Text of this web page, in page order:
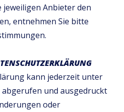
Anbieter den
entnehmen Sie bitte
kann jederzeit unter
und ausgedruckt
oder